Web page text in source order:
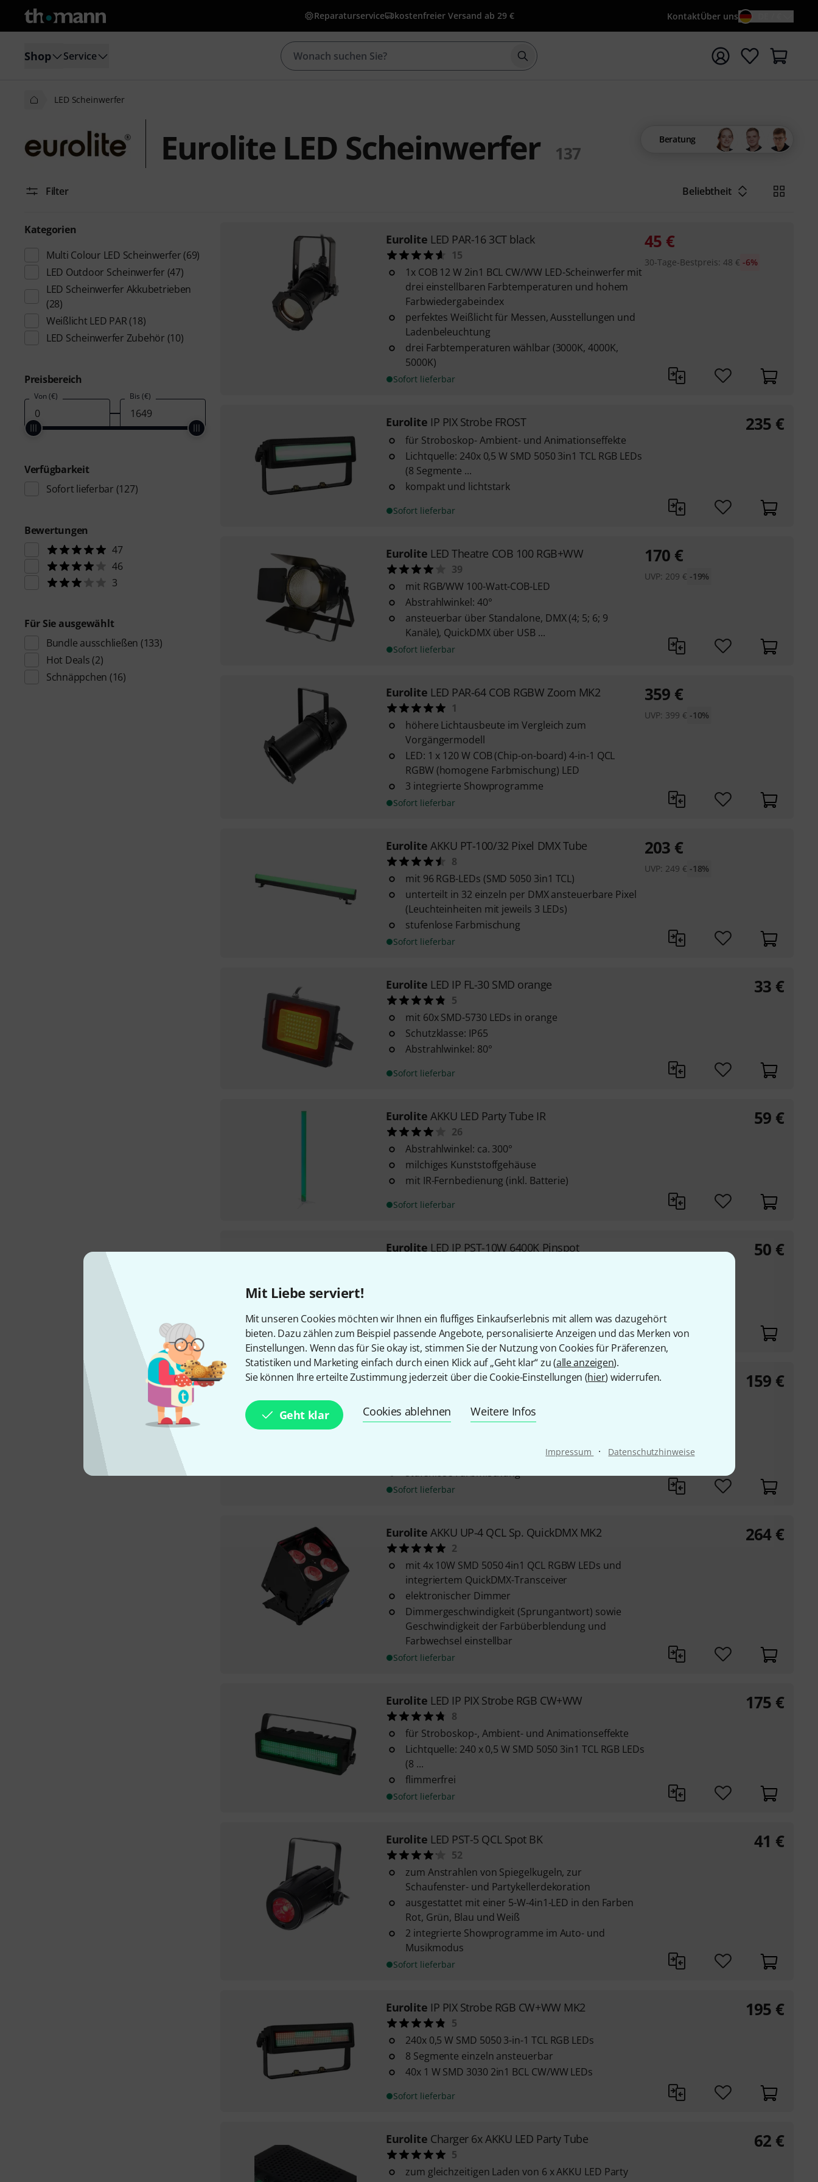
Mit Liebe serviert!
Mit unseren Cookies möchten wir Ihnen ein fluffiges Einkaufserlebnis mit allem was dazugehört
bieten. Dazu zählen zum Beispiel passende Angebote, personalisierte Anzeigen und das Merken von
Einstellungen. Wenn das für Sie okay ist, stimmen Sie der Nutzung von Cookies für Präferenzen,
Statistiken und Marketing einfach durch einen Klick auf „Geht klar“ zu (alle anzeigen).
Sie können Ihre erteilte Zustimmung jederzeit über die Cookie-Einstellungen (hier) widerrufen.
Geht klar Cookies ablehnen Weitere Infos
Impressum · Datenschutzhinweise
Reparaturservice kostenfreier Versand ab 29 € KontaktÜber uns
Shop Service Suche mit Suchwort {searchTerm} starten
LED Scheinwerfer
Eurolite LED Scheinwerfer 137
Beratung
Filter Beliebtheit
Kategorien
Multi Colour LED Scheinwerfer (69)
LED Outdoor Scheinwerfer (47)
LED Scheinwerfer Akkubetrieben
(28)
Weißlicht LED PAR (18)
LED Scheinwerfer Zubehör (10)
Preisbereich
Von (€) Bis (€)
Verfügbarkeit
Sofort lieferbar (127)
Bewertungen
47
46
3
Für Sie ausgewählt
Bundle ausschließen (133)
Hot Deals (2)
Schnäppchen (16)
Eurolite LED PAR-16 3CT black
15
1x COB 12 W 2in1 BCL CW/WW LED-Scheinwerfer mit
drei einstellbaren Farbtemperaturen und hohem
Farbwiedergabeindex
perfektes Weißlicht für Messen, Ausstellungen und
Ladenbeleuchtung
drei Farbtemperaturen wählbar (3000K, 4000K,
5000K)
Sofort lieferbar
45 €
30-Tage-Bestpreis:48 € -6%
Eurolite IP PIX Strobe FROST
für Stroboskop- Ambient- und Animationseffekte
Lichtquelle: 240x 0,5 W SMD 5050 3in1 TCL RGB LEDs
(8 Segmente ...
kompakt und lichtstark
Sofort lieferbar
235 €
Eurolite LED Theatre COB 100 RGB+WW
39
mit RGB/WW 100-Watt-COB-LED
Abstrahlwinkel: 40°
ansteuerbar über Standalone, DMX (4; 5; 6; 9
Kanäle), QuickDMX über USB ...
Sofort lieferbar
170 €
UVP: 209 € -19%
Eurolite LED PAR-64 COB RGBW Zoom MK2
1
höhere Lichtausbeute im Vergleich zum
Vorgängermodell
LED: 1 x 120 W COB (Chip-on-board) 4-in-1 QCL
RGBW (homogene Farbmischung) LED
3 integrierte Showprogramme
Sofort lieferbar
359 €
UVP: 399 € -10%
Eurolite AKKU PT-100/32 Pixel DMX Tube
8
mit 96 RGB-LEDs (SMD 5050 3in1 TCL)
unterteilt in 32 einzeln per DMX ansteuerbare Pixel
(Leuchteinheiten mit jeweils 3 LEDs)
stufenlose Farbmischung
Sofort lieferbar
203 €
UVP: 249 € -18%
Eurolite LED IP FL-30 SMD orange
5
mit 60x SMD-5730 LEDs in orange
Schutzklasse: IP65
Abstrahlwinkel: 80°
Sofort lieferbar
33 €
Eurolite AKKU LED Party Tube IR
26
Abstrahlwinkel: ca. 300°
milchiges Kunststoffgehäuse
mit IR-Fernbedienung (inkl. Batterie)
Sofort lieferbar
59 €
Eurolite LED IP PST-10W 6400K Pinspot
Schutzklasse: IP65
Sofort lieferbar
50 €
EuroliteLED PST-40 QCL Spot
mit IR-Fernbedienung und 2 Frostfiltern für
homogenes und weiches Licht
stufenlose Farbmischung
Sofort lieferbar
159 €
Eurolite AKKU UP-4 QCL Sp. QuickDMX MK2
2
mit 4x 10W SMD 5050 4in1 QCL RGBW LEDs und
integriertem QuickDMX-Transceiver
elektronischer Dimmer
Dimmergeschwindigkeit (Sprungantwort) sowie
Geschwindigkeit der Farbüberblendung und
Farbwechsel einstellbar
Sofort lieferbar
264 €
Eurolite LED IP PIX Strobe RGB CW+WW
8
für Stroboskop-, Ambient- und Animationseffekte
Lichtquelle: 240 x 0,5 W SMD 5050 3in1 TCL RGB LEDs
(8 ...
flimmerfrei
Sofort lieferbar
175 €
Eurolite LED PST-5 QCL Spot BK
52
zum Anstrahlen von Spiegelkugeln, zur
Schaufenster- und Partykellerdekoration
ausgestattet mit einer 5-W-4in1-LED in den Farben
Rot, Grün, Blau und Weiß
2 integrierte Showprogramme im Auto- und
Musikmodus
Sofort lieferbar
41 €
Eurolite IP PIX Strobe RGB CW+WW MK2
5
240x 0,5 W SMD 5050 3-in-1 TCL RGB LEDs
8 Segmente einzeln ansteuerbar
40x 1 W SMD 3030 2in1 BCL CW/WW LEDs
Sofort lieferbar
195 €
Eurolite Charger 6x AKKU LED Party Tube
5
zum gleichzeitigen Laden von 6 x AKKU LED Party
62 €